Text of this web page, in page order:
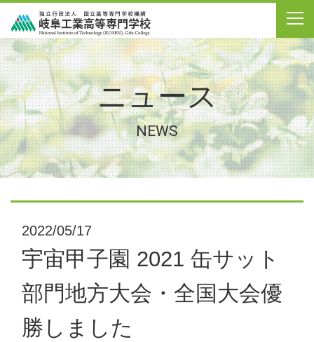
ニュース
NEWS
2022/05/17
宇宙甲子園 2021 缶サット
部門地方大会・全国大会優
勝しました